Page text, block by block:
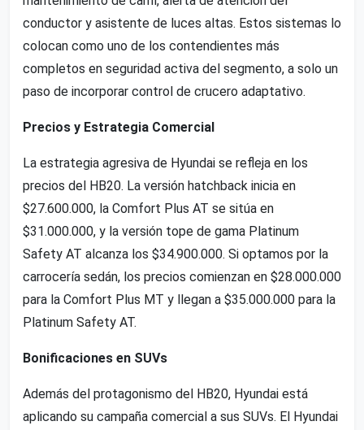
conductor y asistente de luces altas. Estos sistemas lo
colocan como uno de los contendientes más
completos en seguridad activa del segmento, a solo un
paso de incorporar control de crucero adaptativo.
Precios y Estrategia Comercial
La estrategia agresiva de Hyundai se refleja en los
precios del HB20. La versión hatchback inicia en
$27.600.000, la Comfort Plus AT se sitúa en
$31.000.000, y la versión tope de gama Platinum
Safety AT alcanza los $34.900.000. Si optamos por la
carrocería sedán, los precios comienzan en $28.000.000
para la Comfort Plus MT y llegan a $35.000.000 para la
Platinum Safety AT.
Bonificaciones en SUVs
Además del protagonismo del HB20, Hyundai está
aplicando su campaña comercial a sus SUVs. El Hyundai